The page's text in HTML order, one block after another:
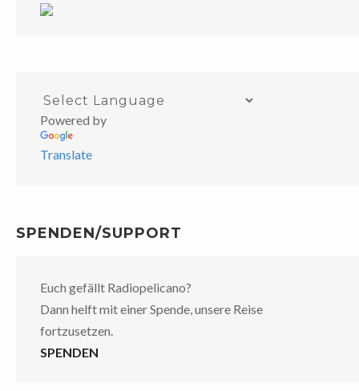
Powered by
Translate
SPENDEN/SUPPORT
Euch gefällt Radiopelicano?
Dann helft mit einer Spende, unsere Reise
fortzusetzen.
SPENDEN